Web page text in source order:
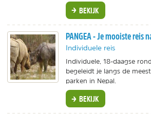
BEKIJK
PANGEA - Je mooiste reis
Individuele reis
Individuele, 18-daagse
begeleidt je langs de
parken in Nepal.
BEKIJK